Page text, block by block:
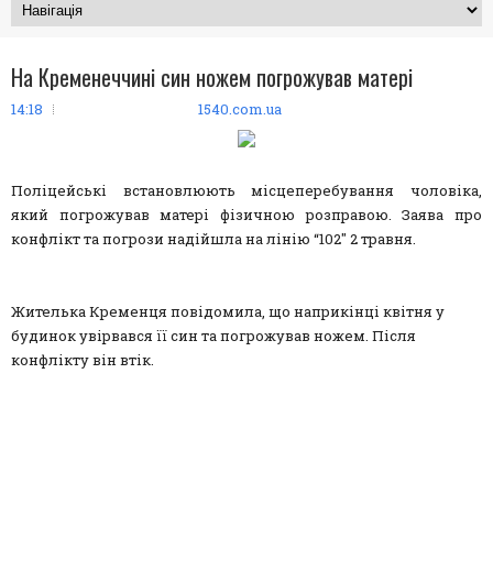
На Кременеччині син ножем погрожував матері
14:18 1540.com.ua
Поліцейські встановлюють місцеперебування чоловіка,
який погрожував матері фізичною розправою. Заява про
конфлікт та погрози надійшла на лінію “102″ 2 травня.
Жителька Кременця повідомила, що наприкінці квітня у
будинок увірвався її син та погрожував ножем. Після
конфлікту він втік.